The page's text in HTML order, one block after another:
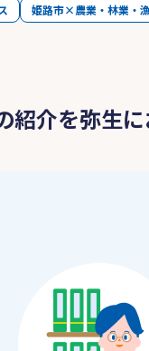
姫路市×農業・林業・
紹介を弥生